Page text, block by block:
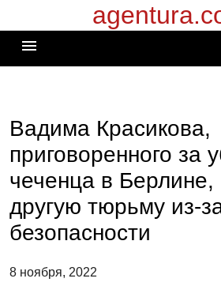
к
содержимому
menu
Вадима Красикова,
приговоренного за
чеченца в Берлине,
другую тюрьму из-
безопасности
8 ноября, 2022